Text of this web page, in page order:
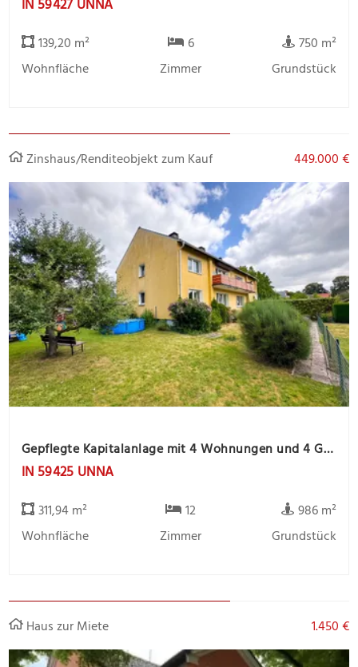
IN 59427 UNNA
139,20 m²
Wohnfläche
6
Zimmer
750 m²
Grundstück
Zinshaus/Renditeobjekt zum Kauf 449.000 €
Gepflegte Kapitalanlage mit 4 Wohnungen und 4 Garagen, ruhige Lage
IN 59425 UNNA
311,94 m²
Wohnfläche
12
Zimmer
986 m²
Grundstück
Haus zur Miete 1.450 €